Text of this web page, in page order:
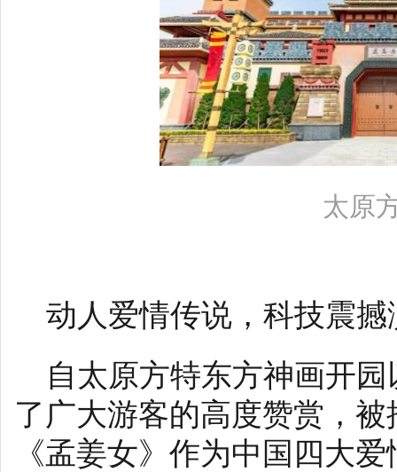
太原
动人爱情传说，科技震撼
自太原方特东方神画开
了广大游客的高度赞赏，
《孟姜女》作为中国四大